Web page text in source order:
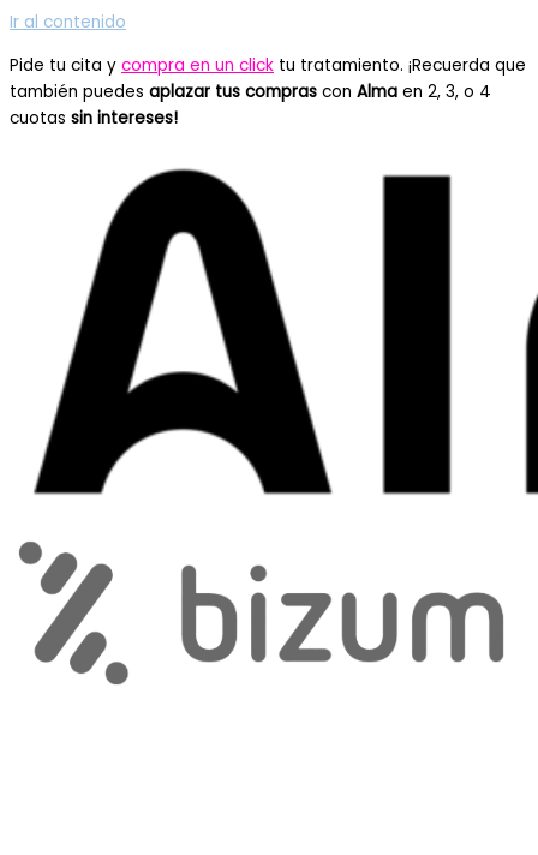
Ir al contenido
Pide tu cita y compra en un click tu tratamiento. ¡Recuerda que
también puedes aplazar tus compras con Alma en 2, 3, o 4
cuotas sin intereses!